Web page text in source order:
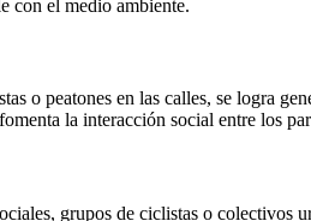
con el medio ambiente.
o peatones en las calles, se logra
la interacción social entre los
grupos de ciclistas o